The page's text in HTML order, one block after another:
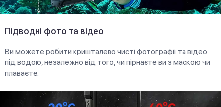
Підводні фото та відео
Ви можете робити кришталево чисті фотографії та відео
під водою, незалежно від того, чи пірнаєте ви з маскою чи
плаваєте.